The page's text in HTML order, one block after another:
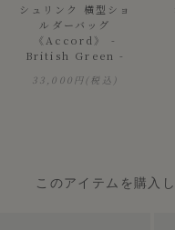
シュリンク 横型ショ
ルダーバッグ
《Accord》 -
British Green -
33,000円(税込)
このアイテムを購入